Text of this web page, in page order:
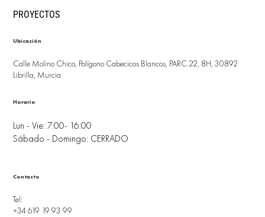
PROYECTOS
Ubicación
Calle Molino Chico, Polígono Cabecicos Blancos, PARC.22, 8H, 30892
Librilla, Murcia
Lun - Vie: 7:00- 16:00
Sábado - Domingo: CERRADO
Horario
Tel:
+34 619 19 93 99
Contacto